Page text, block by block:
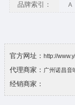
品牌索引： A
官方网址： http://
代理商家： 广州诺昌音
经销商家：